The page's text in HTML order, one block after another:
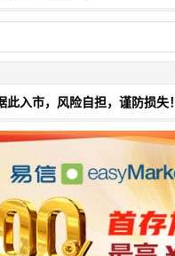
此入市，风险自担，谨防损失！